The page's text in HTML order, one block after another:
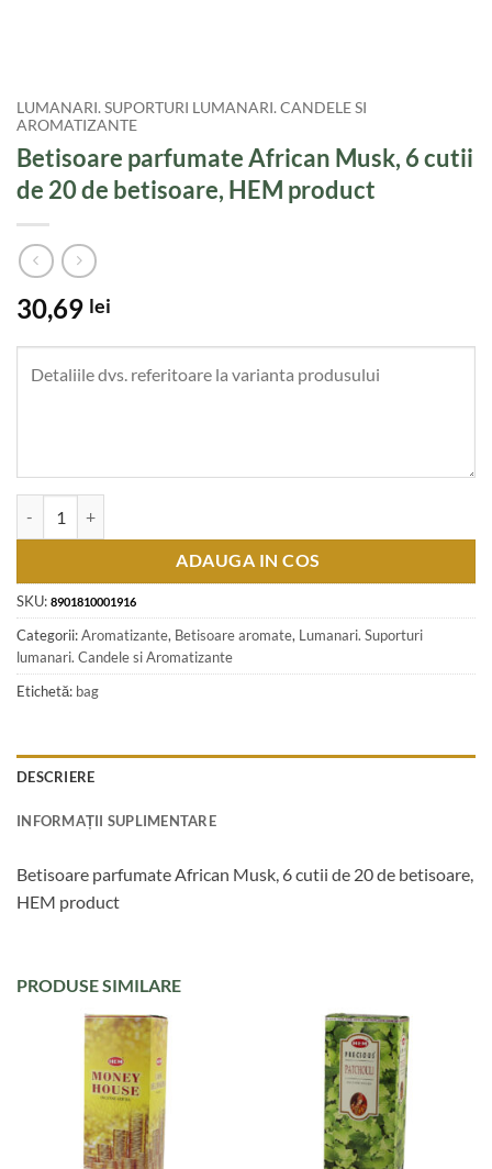
LUMANARI. SUPORTURI LUMANARI. CANDELE SI
AROMATIZANTE
Betisoare parfumate African Musk, 6 cutii
de 20 de betisoare, HEM product
30,69 lei
ADAUGA IN COS
SKU: 8901810001916
Categorii:Aromatizante, Betisoare aromate, Lumanari. Suporturi
lumanari. Candele si Aromatizante
Etichetă: bag
DESCRIERE
INFORMAȚII SUPLIMENTARE
Betisoare parfumate African Musk, 6 cutii de 20 de betisoare,
HEM product
PRODUSE SIMILARE